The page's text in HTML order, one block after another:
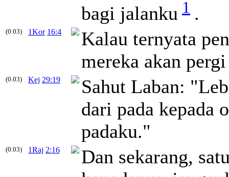
bagi jalanku 1 .
(0.03) 1Kor 16:4
Kalau ternyata
mereka akan
(0.03) Kej 29:19
Sahut Laban:
dari pada kepada
padaku."
(0.03) 1Raj 2:16
Dan sekarang,